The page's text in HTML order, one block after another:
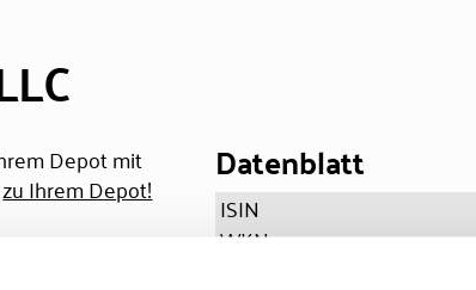
Depot mit
zu Ihrem Depot! Datenblatt
ISIN
WKN